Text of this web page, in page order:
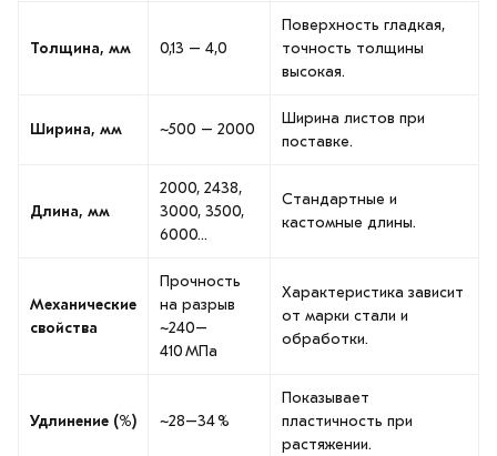
Толщина, мм 0,13 – 4,0
Поверхность гладкая,
точность толщины
высокая.
Ширина, мм ~500 – 2000
Ширина листов при
поставке.
Длина, мм
2000, 2438,
3000, 3500,
6000…
Стандартные и
кастомные длины.
Механические
свойства
Прочность
на разрыв
~240–
410 МПа
Характеристика зависит
от марки стали и
обработки.
Удлинение (%) ~28–34 %
Показывает
пластичность при
растяжении.